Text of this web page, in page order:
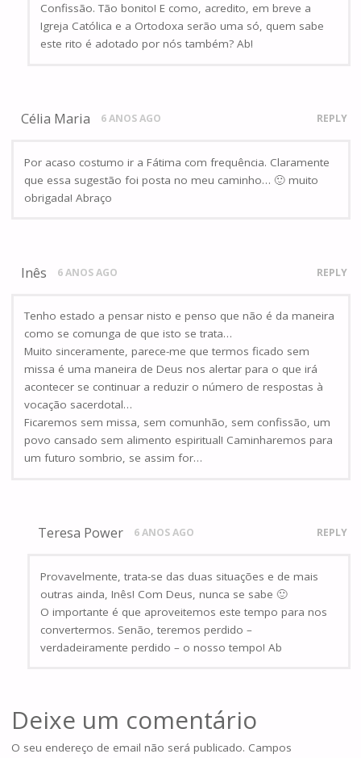
Confissão. Tão bonito! E como, acredito, em breve a
Igreja Católica e a Ortodoxa serão uma só, quem sabe
este rito é adotado por nós também? Ab!
Célia Maria 6 ANOS AGO REPLY
Por acaso costumo ir a Fátima com frequência. Claramente
que essa sugestão foi posta no meu caminho… 🙂 muito
obrigada! Abraço
Inês 6 ANOS AGO REPLY
Tenho estado a pensar nisto e penso que não é da maneira
como se comunga de que isto se trata…
Muito sinceramente, parece-me que termos ficado sem
missa é uma maneira de Deus nos alertar para o que irá
acontecer se continuar a reduzir o número de respostas à
vocação sacerdotal…
Ficaremos sem missa, sem comunhão, sem confissão, um
povo cansado sem alimento espiritual! Caminharemos para
um futuro sombrio, se assim for…
Teresa Power 6 ANOS AGO REPLY
Provavelmente, trata-se das duas situações e de mais
outras ainda, Inês! Com Deus, nunca se sabe 🙂
O importante é que aproveitemos este tempo para nos
convertermos. Senão, teremos perdido –
verdadeiramente perdido – o nosso tempo! Ab
Deixe um comentário
O seu endereço de email não será publicado. Campos